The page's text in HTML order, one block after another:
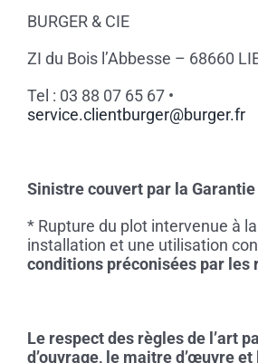
BURGER & CIE
ZI du Bois l’Abbesse – 68660
Tel : 03 88 07 65 67 •
service.clientburger@burger.fr
Sinistre couvert par la Garantie
* Rupture du plot intervenue à la
installation et une utilisation
conditions préconisées par les
Le respect des règles de l’art
d’ouvrage, le maitre d’œuvre